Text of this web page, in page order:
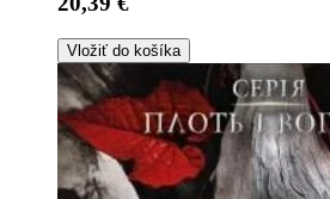
Vložiť do košíka